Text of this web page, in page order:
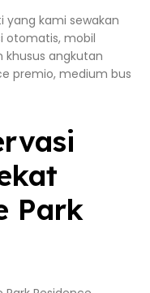
yang kami sewakan
otomatis, mobil
khusus angkutan
premio, medium bus
Park